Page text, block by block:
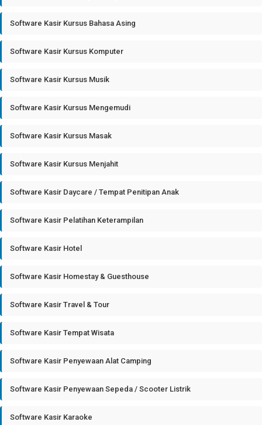
Software Kasir Kursus Bahasa Asing
Software Kasir Kursus Komputer
Software Kasir Kursus Musik
Software Kasir Kursus Mengemudi
Software Kasir Kursus Masak
Software Kasir Kursus Menjahit
Software Kasir Daycare / Tempat Penitipan Anak
Software Kasir Pelatihan Keterampilan
Software Kasir Hotel
Software Kasir Homestay & Guesthouse
Software Kasir Travel & Tour
Software Kasir Tempat Wisata
Software Kasir Penyewaan Alat Camping
Software Kasir Penyewaan Sepeda / Scooter Listrik
Software Kasir Karaoke